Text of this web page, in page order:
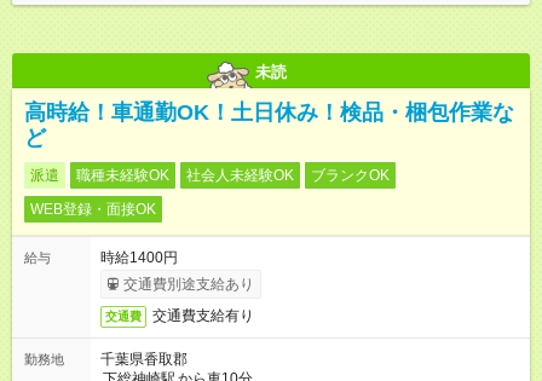
未読
高時給！車通勤OK！土日休み！検品・梱包作業な
ど
派遣 職種未経験OK 社会人未経験OK
ブランクOK
WEB登録・面接OK
給与
時給1400円
交通費別途支給あり
交通費 交通費支給有り
勤務地
千葉県香取郡